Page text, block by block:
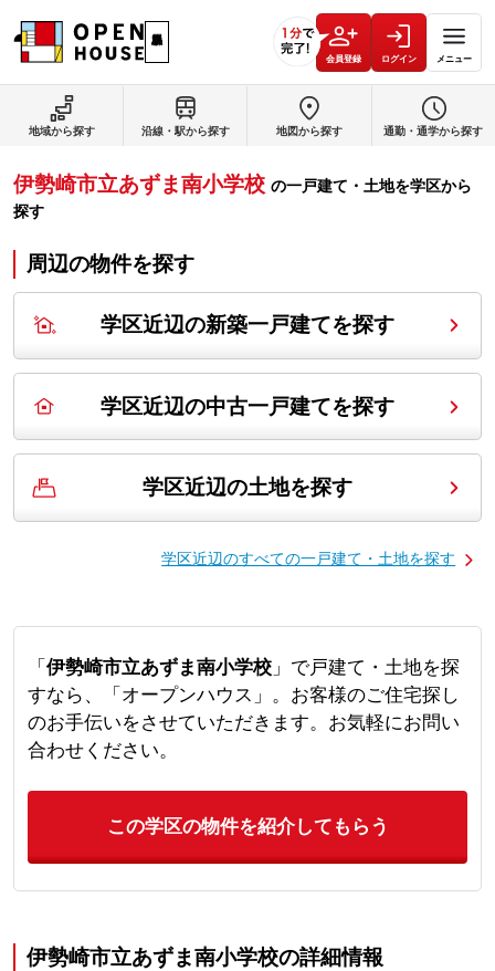
会員登録 ログイン メニュー
地域から探す 沿線・駅から探す 地図から探す 通勤・通学から探す
伊勢崎市立あずま南小学校 の一戸建て・土地を学区から
探す
周辺の物件を探す
学区近辺の新築一戸建てを探す
学区近辺の中古一戸建てを探す
学区近辺の土地を探す
学区近辺のすべての一戸建て・土地を探す
「 伊勢崎市立あずま南小学校」で戸建て・土地を探
すなら、「オープンハウス」。お客様のご住宅探し
のお手伝いをさせていただきます。お気軽にお問い
合わせください。
この学区の物件を紹介してもらう
伊勢崎市立あずま南小学校の詳細情報